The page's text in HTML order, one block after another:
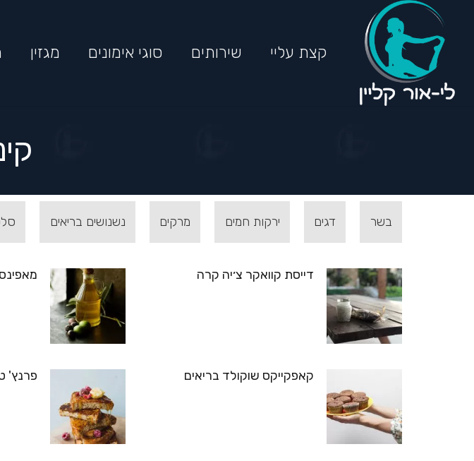
קצת עליי שירותים סוגי אימונים מגזין
בשר דגים ירקות חמים מרקים נשנושים בריאים
דייסת קוואקר צ׳יה קרה
קאפקייקס שוקולד בריאים פרנץ'